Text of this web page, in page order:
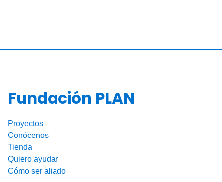
Fundación PLAN
Proyectos
Conócenos
Tienda
Quiero ayudar
Cómo ser aliado